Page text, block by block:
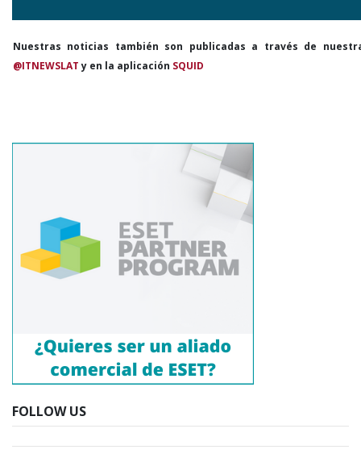
Nuestras noticias también son publicadas a través de
@ITNEWSLATy en la aplicación SQUID
FOLLOW US